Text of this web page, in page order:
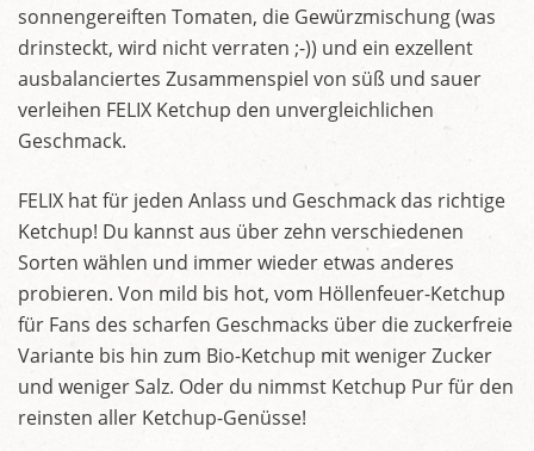
sonnengereiften Tomaten, die Gewürzmischung (was
drinsteckt, wird nicht verraten ;-)) und ein exzellent
ausbalanciertes Zusammenspiel von süß und sauer
verleihen FELIX Ketchup den unvergleichlichen
Geschmack.
FELIX hat für jeden Anlass und Geschmack das richtige
Ketchup! Du kannst aus über zehn verschiedenen
Sorten wählen und immer wieder etwas anderes
probieren. Von mild bis hot, vom Höllenfeuer-Ketchup
für Fans des scharfen Geschmacks über die zuckerfreie
Variante bis hin zum Bio-Ketchup mit weniger Zucker
und weniger Salz. Oder du nimmst Ketchup Pur für den
reinsten aller Ketchup-Genüsse!